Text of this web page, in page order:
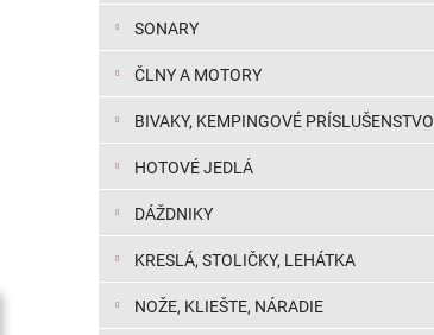
SONARY
ČLNY A MOTORY
BIVAKY, KEMPINGOVÉ PRÍSLUŠENSTVO
HOTOVÉ JEDLÁ
DÁŽDNIKY
KRESLÁ, STOLIČKY, LEHÁTKA
NOŽE, KLIEŠTE, NÁRADIE